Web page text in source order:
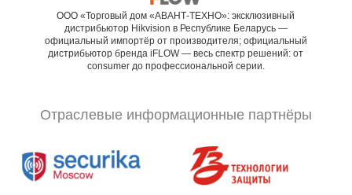
ООО «Торговый дом «АВАНТ-ТЕХНО»: эксклюзивный
дистрибьютор Hikvision в Республике Беларусь —
официальный импортёр от производителя; официальный
дистрибьютор бренда iFLOW — весь спектр решений: от
consumer до профессиональной серии.
Отраслевые информационные партнёры